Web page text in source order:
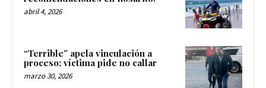
abril 4, 2026
“Terrible” apela vinculación a
proceso; víctima pide no callar
marzo 30, 2026